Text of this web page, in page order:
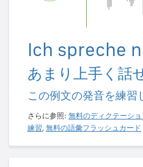
Ich spreche
あまり上手く話
この例文の発音を練習
さらに参照: 無料のディクテーショ
練習, 無料の語彙フラッシュカード